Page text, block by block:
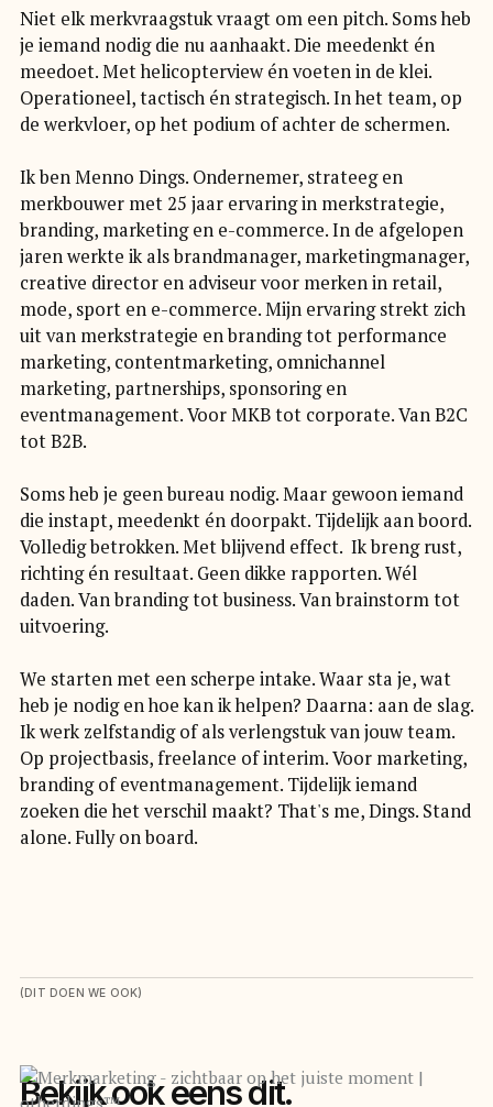
Niet elk merkvraagstuk vraagt om een pitch. Soms heb
je iemand nodig die nu aanhaakt. Die meedenkt én
meedoet. Met helicopterview én voeten in de klei.
Operationeel, tactisch én strategisch. In het team, op
de werkvloer, op het podium of achter de schermen.
Ik ben Menno Dings. Ondernemer, strateeg en
merkbouwer met 25 jaar ervaring in merkstrategie,
branding, marketing en e-commerce. In de afgelopen
jaren werkte ik als brandmanager, marketingmanager,
creative director en adviseur voor merken in retail,
mode, sport en e-commerce. Mijn ervaring strekt zich
uit van merkstrategie en branding tot performance
marketing, contentmarketing, omnichannel
marketing, partnerships, sponsoring en
eventmanagement. Voor MKB tot corporate. Van B2C
tot B2B.
Soms heb je geen bureau nodig. Maar gewoon iemand
die instapt, meedenkt én doorpakt. Tijdelijk aan boord.
Volledig betrokken. Met blijvend effect. Ik breng rust,
richting én resultaat. Geen dikke rapporten. Wél
daden. Van branding tot business. Van brainstorm tot
uitvoering.
We starten met een scherpe intake. Waar sta je, wat
heb je nodig en hoe kan ik helpen? Daarna: aan de slag.
Ik werk zelfstandig of als verlengstuk van jouw team.
Op projectbasis, freelance of interim. Voor marketing,
branding of eventmanagement. Tijdelijk iemand
zoeken die het verschil maakt? That's me, Dings. Stand
alone. Fully on board.
(DIT DOEN WE OOK)
Bekijk ook eens dit.